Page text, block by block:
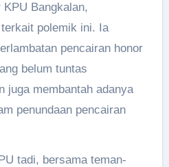
Bangkalan,
polemik ini. Ia
pencairan honor
belum tuntas
juga membantah adanya
penundaan pencairan
tadi, bersama teman-